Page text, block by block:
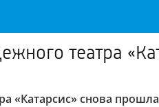
театра
«Катарсис» снова